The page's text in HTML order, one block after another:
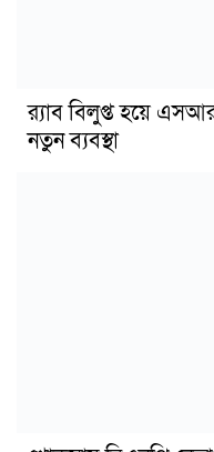
র‍্যাব বিলুপ্ত হয়ে
নতুন ব্যবস্থা